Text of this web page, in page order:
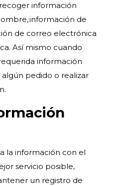
información
información de
de correo electrónica
Así mismo cuando
información
pedido o realizar
la información con el
servicio posible,
un registro de